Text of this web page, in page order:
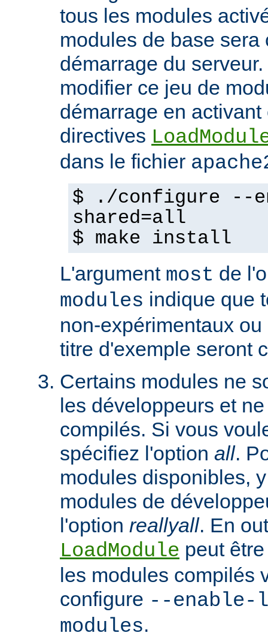
tous les modules
modules de base sera
démarrage du
modifier ce jeu de
démarrage en
directives
dans le fichier
$ ./configure --
shared=all
$ make install
L'argument most de
modules indique que
non-expérimentaux
titre d'exemple seront
Certains modules ne
les développeurs et
compilés. Si vous
spécifiez l'option all.
modules disponibles,
modules de
l'option reallyall. En
LoadModule peut
les modules compilés
configure --
modules.